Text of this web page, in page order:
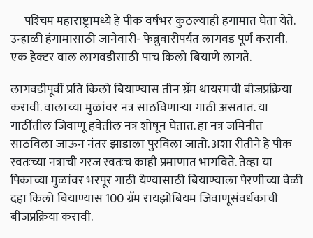
पश्‍चिम महाराष्ट्रामध्ये हे पीक वर्षभर कुठल्याही हंगामात घेता येते.
उन्हाळी हंगामासाठी जानेवारी- फेब्रुवारीपर्यंत लागवड पूर्ण करावी.
एक हेक्‍टर वाल लागवडीसाठी पाच किलो बियाणे लागते.
लागवडीपूर्वी प्रति किलो बियाण्यास तीन ग्रॅम थायरमची बीजप्रक्रिया
करावी. वालाच्या मुळांवर नत्र साठविणाऱ्या गाठी असतात. या
गाठींतील जिवाणू हवेतील नत्र शोषून घेतात. हा नत्र जमिनीत
साठविला जाऊन नंतर झाडाला पुरविला जातो. अशा रीतीने हे पीक
स्वतःच्या नत्राची गरज स्वतःच काही प्रमाणात भागविते. तेव्हा या
पिकाच्या मुळांवर भरपूर गाठी येण्यासाठी बियाण्याला पेरणीच्या वेळी
दहा किलो बियाण्यास 100 ग्रॅम रायझोबियम जिवाणूसंवर्धकाची
बीजप्रक्रिया करावी.